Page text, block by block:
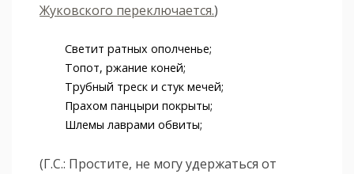
Жуковского переключается.)
Светит ратных ополченье;
Топот, ржание коней;
Трубный треск и стук мечей;
Прахом панцыри покрыты;
Шлемы лаврами обвиты;
(Г.С.: Простите, не могу удержаться от